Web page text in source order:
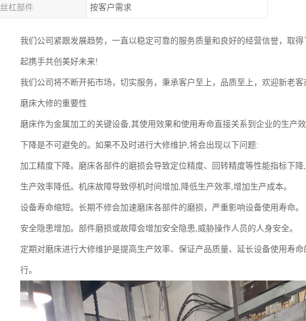
丝杠部件 按客户需求
我们公司紧跟发展趋势，一直以稳定可靠的服务质量和良好的经营信誉，取
起携手共创美好未来!
我们公司将不断开拓市场，切实服务，秉承客户至上，品质至上，欢迎新老
磨床大修的重要性
磨床作为金属加工的关键设备,其使用效果和使用寿命直接关系到企业的生产
下降是不可避免的。如果不及时进行大修维护,将会出现以下问题:
加工精度下降。磨床各部件的磨损会导致定位精度、回转精度等性能指标下降,
生产效率降低。机床故障导致停机时间增加,降低生产效率,增加生产成本。
设备寿命缩短。长期不修会加速磨床各部件的磨损，严重影响设备使用寿命。
安全隐患增加。部件磨损或故障会增加安全隐患,威胁操作人员的人身安全。
定期对磨床进行大修维护是提高生产效率、保证产品质量、延长设备使用寿
行。